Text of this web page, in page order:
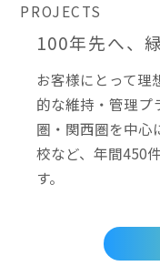
PROJECTS
100年先へ、
お客様にとって理
的な維持・管理プ
圏・関西圏を中心
校など、年間450
す。